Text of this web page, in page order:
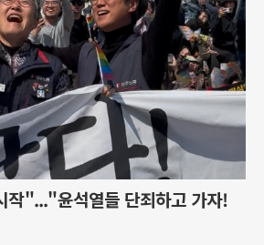
작"..."윤석열들 단죄하고 가자!